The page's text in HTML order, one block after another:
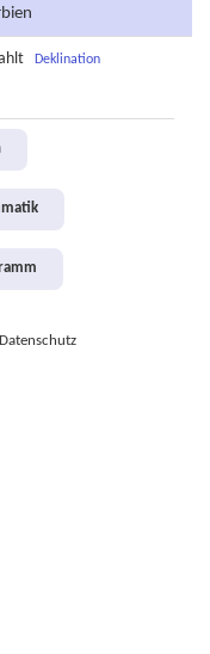
Deklination
Datenschutz